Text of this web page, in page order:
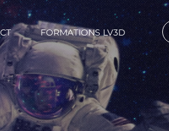
FORMATIONS LV3D